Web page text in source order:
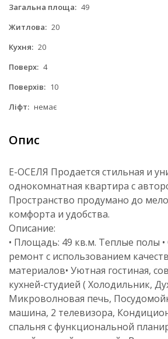
Загальна площа: 49
Житлова: 20
Кухня: 20
Поверх: 4
Поверхів: 10
Ліфт: немає
Опис
Е-ОСЕЛЯ Продается стильная и
однокомнатная квартира с
Пространство продумано до
комфорта и удобства.
Описание:
• Площадь: 49 кв.м. Теплые полы
ремонт с использованием
материалов• Уютная гостиная,
кухней-студией ( Холодильник,
Микроволновая печь,
машина, 2 телевизора,
спальня с функциональной